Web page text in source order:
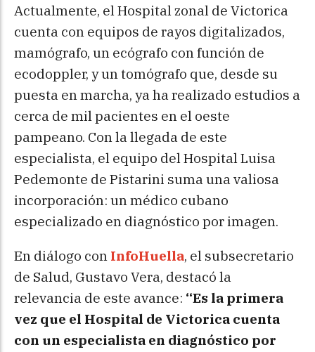
Actualmente, el Hospital zonal de Victorica
cuenta con equipos de rayos digitalizados,
mamógrafo, un ecógrafo con función de
ecodoppler, y un tomógrafo que, desde su
puesta en marcha, ya ha realizado estudios a
cerca de mil pacientes en el oeste
pampeano. Con la llegada de este
especialista, el equipo del Hospital Luisa
Pedemonte de Pistarini suma una valiosa
incorporación: un médico cubano
especializado en diagnóstico por imagen.
En diálogo con InfoHuella, el subsecretario
de Salud, Gustavo Vera, destacó la
relevancia de este avance: “Es la primera
vez que el Hospital de Victorica cuenta
con un especialista en diagnóstico por